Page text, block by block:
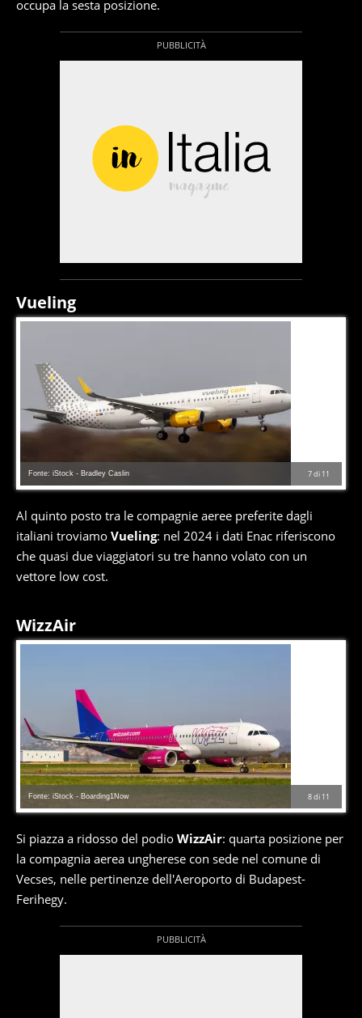
occupa la sesta posizione.
Vueling
7di 11
Fonte: iStock - Bradley Caslin
Al quinto posto tra le compagnie aeree preferite dagli
italiani troviamo Vueling: nel 2024 i dati Enac riferiscono
che quasi due viaggiatori su tre hanno volato con un
vettore low cost.
WizzAir
8di 11
Fonte: iStock - Boarding1Now
Si piazza a ridosso del podio WizzAir: quarta posizione per
la compagnia aerea ungherese con sede nel comune di
Vecses, nelle pertinenze dell'Aeroporto di Budapest-
Ferihegy.